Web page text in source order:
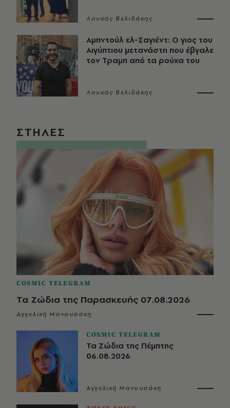
Λουκάς Βελιδάκης
Αμπντούλ ελ-Σαγιέντ: Ο γιος του
Αιγύπτιου μετανάστη που έβγαλε
τον Τραμπ από τα ρούχα του
Λουκάς Βελιδάκης
ΣΤΗΛΕΣ
COSMIC TELEGRAM
Τα Ζώδια της Παρασκευής 07.08.2026
Αγγελική Μανουσάκη
COSMIC TELEGRAM
Τα Ζώδια της Πέμπτης
06.08.2026
Αγγελική Μανουσάκη